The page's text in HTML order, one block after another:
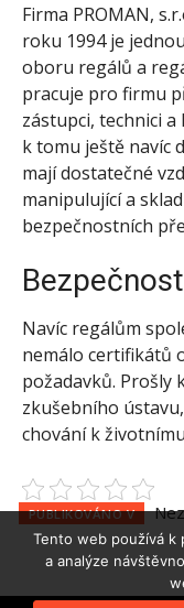
Firma PROMAN,
roku 1994 je
oboru regálů a
pracuje pro firmu
zástupci, technici
k tomu ještě navíc
mají dostatečné
manipulující a
bezpečnostních
Navíc regálům
nemálo certifikátů
požadavků.
zkušebního
chování k
PUBLIKOVÁNO V
Tento web používá k
a analýze